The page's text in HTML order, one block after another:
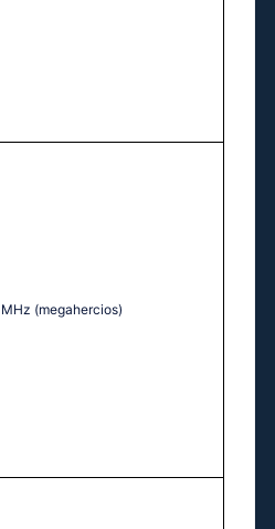
(megahercios)